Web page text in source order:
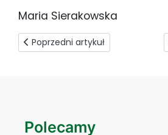
Maria Sierakowska
Poprzedni artykuł: Partner z
Poprzedni artykuł
Polecamy